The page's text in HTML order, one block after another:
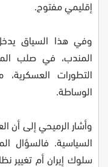
إقليمي مفتوح.
وفي هذا السياق
المندب، في صلب
التطورات
الوساطة.
وأشار الرميحي إلى
السياسية. فالسؤال
سلوك إيران أم تغيير